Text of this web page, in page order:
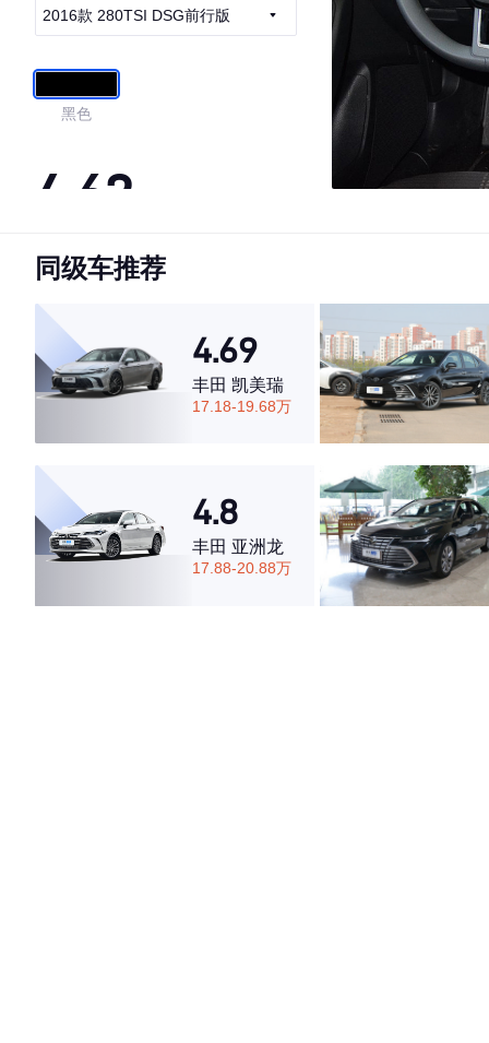
2016款 280TSI DSG前行版
黑色
4.62
·外观表现一般，低于63%同级车
·空间表现较为优秀，优于90%同级车
同级车推荐
4.69
丰田 凯美瑞
17.18-19.68万
4.8
丰田 亚洲龙
17.88-20.88万